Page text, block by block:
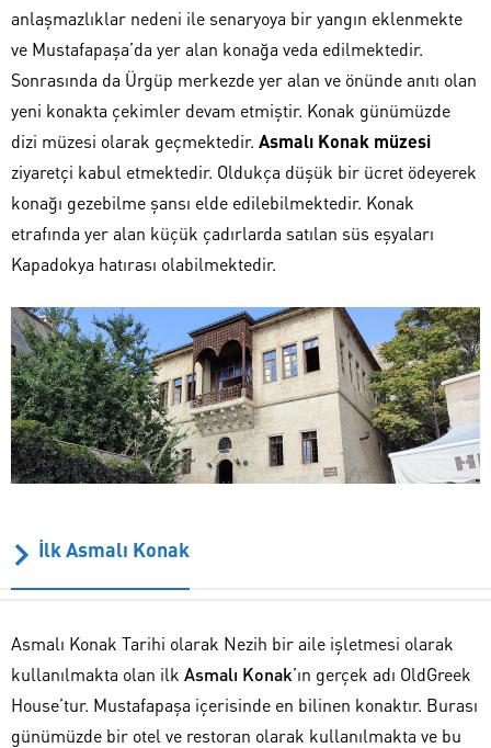
anlaşmazlıklar nedeni ile senaryoya bir yangın eklenmekte
ve Mustafapaşa’da yer alan konağa veda edilmektedir.
Sonrasında da Ürgüp merkezde yer alan ve önünde anıtı olan
yeni konakta çekimler devam etmiştir. Konak günümüzde
dizi müzesi olarak geçmektedir. Asmalı Konak müzesi
ziyaretçi kabul etmektedir. Oldukça düşük bir ücret ödeyerek
konağı gezebilme şansı elde edilebilmektedir. Konak
etrafında yer alan küçük çadırlarda satılan süs eşyaları
Kapadokya hatırası olabilmektedir.
İlk Asmalı Konak
Asmalı Konak Tarihi olarak Nezih bir aile işletmesi olarak
kullanılmakta olan ilk Asmalı Konak’ın gerçek adı OldGreek
House’tur. Mustafapaşa içerisinde en bilinen konaktır. Burası
günümüzde bir otel ve restoran olarak kullanılmakta ve bu